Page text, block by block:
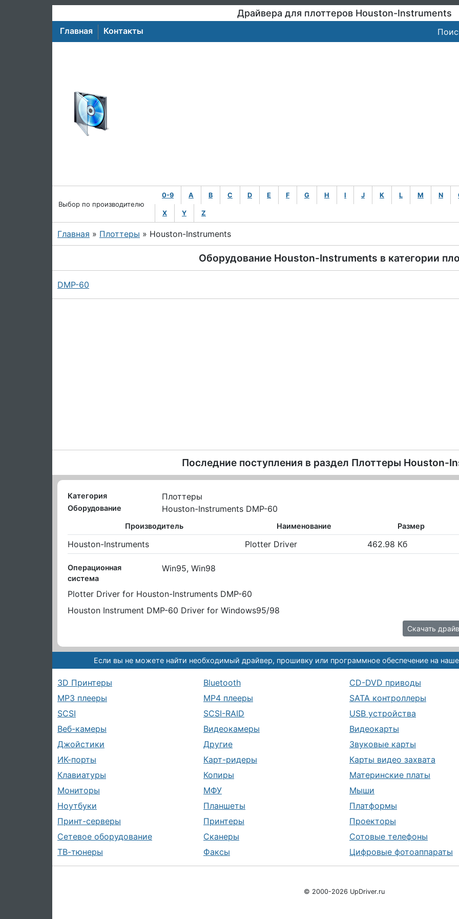
Драйвера для плоттеров Houston-Instruments
Главная Контакты
Выбор по производителю
0-9 A B C D E F G H I J K L M N
X Y Z
Главная » Плоттеры » Houston-Instruments
Оборудование Houston-Instruments в категории
DMP-60
Последние поступления в раздел Плоттеры Houston-
Категория Плоттеры
Оборудование Houston-Instruments DMP-60
Производитель Наименование Размер
Houston-Instruments Plotter Driver 462.98 Кб
Операционная
система
Win95, Win98
Plotter Driver for Houston-Instruments DMP-60
Houston Instrument DMP-60 Driver for Windows95/98
Скачать
Если вы не можете найти необходимый драйвер, прошивку или программное обеспечение на
3D Принтеры Bluetooth CD-DVD приводы
MP3 плееры
MP4 плееры SATA контроллеры
SCSI
SCSI-RAID USB устройства
Веб-камеры
Видеокамеры Видеокарты
Джойстики
Другие Звуковые карты
ИК-порты
Карт-ридеры Карты видео захвата
Клавиатуры
Копиры Материнские платы
Мониторы
МФУ Мыши
Ноутбуки
Планшеты Платформы
Принт-серверы
Принтеры Проекторы
Сетевое оборудование
Сканеры Сотовые телефоны
ТВ-тюнеры
Факсы Цифровые фотоаппараты
© 2000-2026 UpDriver.ru